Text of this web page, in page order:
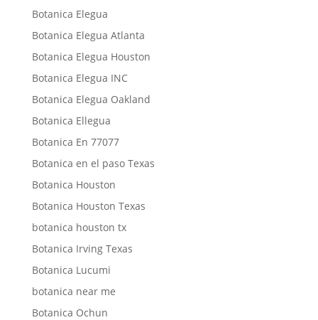
Botanica Elegua
Botanica Elegua Atlanta
Botanica Elegua Houston
Botanica Elegua INC
Botanica Elegua Oakland
Botanica Ellegua
Botanica En 77077
Botanica en el paso Texas
Botanica Houston
Botanica Houston Texas
botanica houston tx
Botanica Irving Texas
Botanica Lucumi
botanica near me
Botanica Ochun